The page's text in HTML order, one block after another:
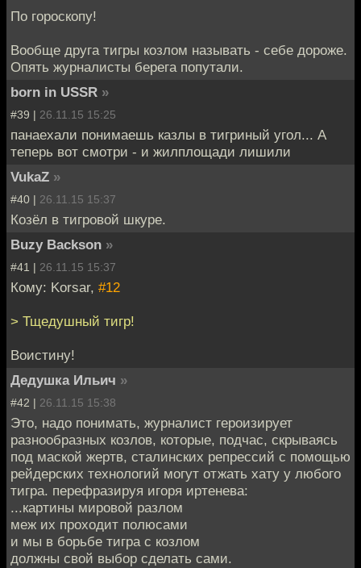
По гороскопу!
Вообще друга тигры козлом называть - себе дороже.
Опять журналисты берега попутали.
bоrn in USSR »
#39 | 26.11.15 15:25
панаехали понимаешь казлы в тигриный угол... А
теперь вот смотри - и жилплощади лишили
VukaZ »
#40 | 26.11.15 15:37
Козёл в тигровой шкуре.
Buzy Backson »
#41 | 26.11.15 15:37
Кому: Korsar, #12
> Тщедушный тигр!
Воистину!
Дедушка Ильич »
#42 | 26.11.15 15:38
Это, надо понимать, журналист героизирует
разнообразных козлов, которые, подчас, скрываясь
под маской жертв, сталинских репрессий с помощью
рейдерских технологий могут отжать хату у любого
тигра. перефразируя игоря иртенева:
...картины мировой разлом
меж их проходит полюсами
и мы в борьбе тигра с козлом
должны свой выбор сделать сами.